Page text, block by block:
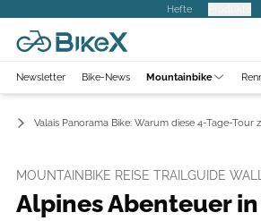
Hefte
Newsletter Bike-News Mountainbike
Valais Panorama Bike: Warum diese 4-Tage-
MOUNTAINBIKE REISE TRAILGUIDE
Alpines Abenteuer